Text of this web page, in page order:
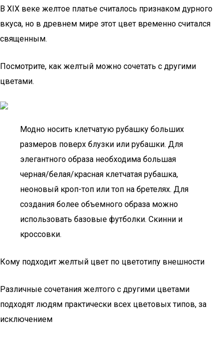
В XIX веке желтое платье считалось признаком дурного
вкуса, но в древнем мире этот цвет временно считался
священным.
Посмотрите, как желтый можно сочетать с другими
цветами.
Модно носить клетчатую рубашку больших
размеров поверх блузки или рубашки. Для
элегантного образа необходима большая
черная/белая/красная клетчатая рубашка,
неоновый кроп-топ или топ на бретелях. Для
создания более объемного образа можно
использовать базовые футболки. Скинни и
кроссовки.
Кому подходит желтый цвет по цветотипу внешности
Различные сочетания желтого с другими цветами
подходят людям практически всех цветовых типов, за
исключением